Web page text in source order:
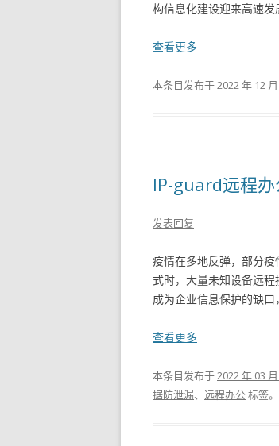
构信息化建设迎来高速
查看更多
本条目发布于2022 年 12
IP-guard远程
发表回复
疫情在多地反弹，部分
式时，大量未知设备远
成为企业信息保护的缺
查看更多
本条目发布于2022 年 03
据防泄漏、 远程办公 标签。